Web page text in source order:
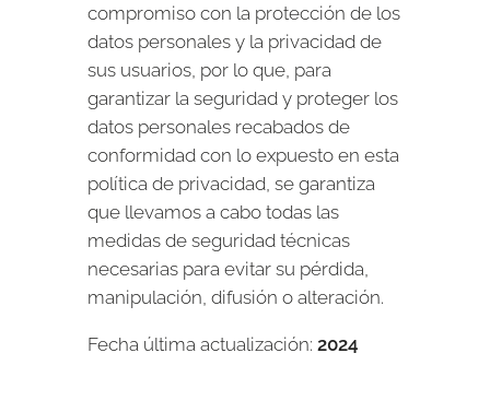
compromiso con la protección de los
datos personales y la privacidad de
sus usuarios, por lo que, para
garantizar la seguridad y proteger los
datos personales recabados de
conformidad con lo expuesto en esta
política de privacidad, se garantiza
que llevamos a cabo todas las
medidas de seguridad técnicas
necesarias para evitar su pérdida,
manipulación, difusión o alteración.
Fecha última actualización: 2024